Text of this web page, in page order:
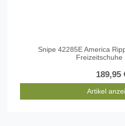
Snipe 42285E America
Freizeitschuhe
189,95
Artikel